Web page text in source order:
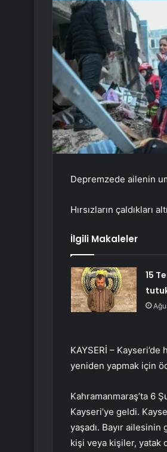
Depremzede ailenin
Hırsızların çaldıkları
İlgili Makaleler
15
KAYSERİ –
yeniden yapmak için
Kahramanmaraş’ta 6
Kayseri’ye geldi.
yaşadı. Bayır ailesinin
kişi veya kişiler, yatak